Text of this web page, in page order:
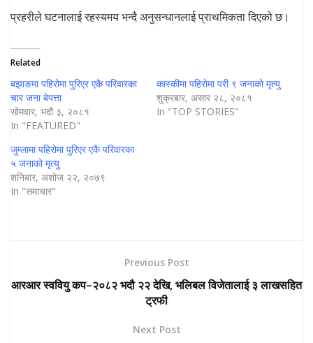
प्रहरीले घटनालाई रहस्यमय भन्दै अनुसन्धानलाई प्राथमिकता दिएको छ।
Related
बझाङमा पहिरोमा पुरिएर एकै परिवारका
चार जना बेपत्ता
सोमवार, भदौ ३, २०८१
In "FEATURED"
कास्कीमा पहिराेमा परी ९ जनाको मृत्यु
शुक्रबार, असार २८, २०८१
In "TOP STORIES"
जुम्लामा पहिरोमा पुरिएर एकै परिवारका
५ जनाको मृत्यु
शनिबार, अशोज २२, २०७९
In "समाचार"
Previous Post
आरआर स्ववियु कप–२०८२ भदौ २२ देखि, भलिबल विजेतालाई ३ लाखसहित
ट्रफी
Next Post